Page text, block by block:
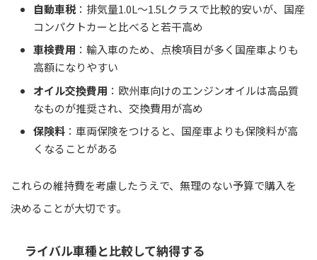
自動車税：排気量1.0L～1.5Lクラスで比較的安いが、国産
コンパクトカーと比べると若干高め
車検費用 ：輸入車のため、点検項目が多く国産車よりも
高額になりやすい
オイル交換費用 ：欧州車向けのエンジンオイルは高品質
なものが推奨され、交換費用が高め
保険料 ：車両保険をつけると、国産車よりも保険料が高
くなることがある
これらの維持費を考慮したうえで、無理のない予算で購入を
決めることが大切です。
ライバル車種と比較して納得する